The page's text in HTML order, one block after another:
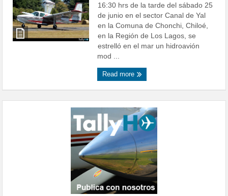
16:30 hrs de la tarde del sábado 25
de junio en el sector Canal de Yal
en la Comuna de Chonchi, Chiloé,
en la Región de Los Lagos, se
estrelló en el mar un hidroavión
mod ...
Read more